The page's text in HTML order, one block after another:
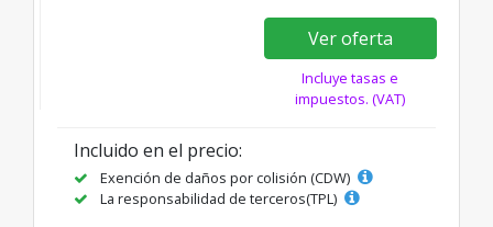
Ver oferta
Incluye tasas e
impuestos. (VAT)
Incluido en el precio:
Exención de daños por colisión (CDW)
La responsabilidad de terceros(TPL)